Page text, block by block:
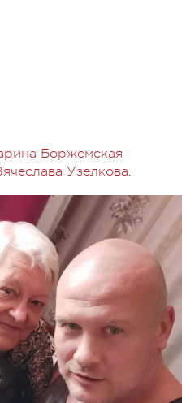
Боржемская
Узелкова.